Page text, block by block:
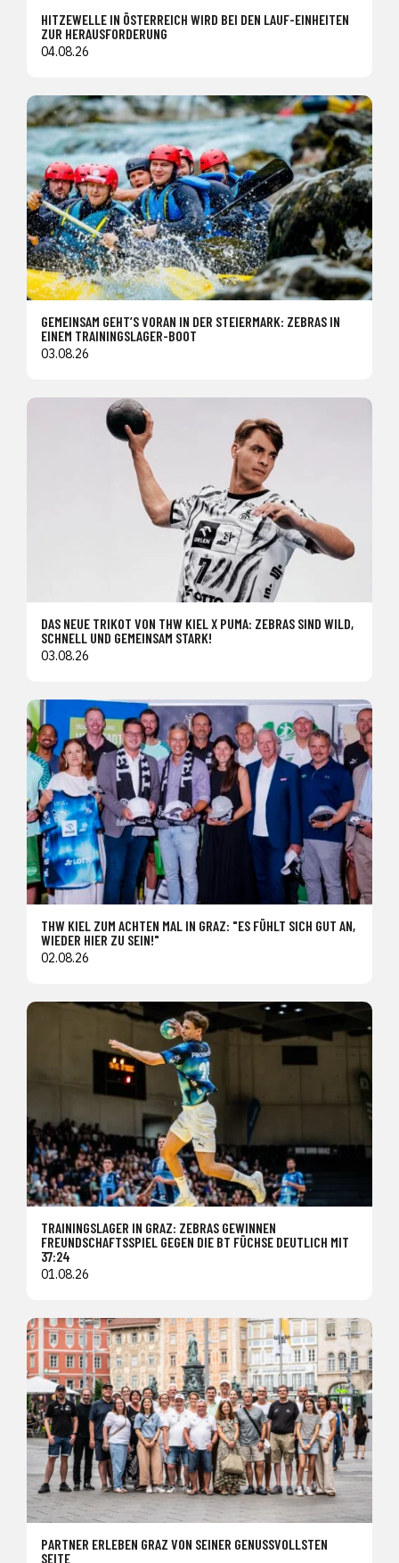
HITZEWELLE IN ÖSTERREICH WIRD BEI DEN LAUF-EINHEITEN
ZUR HERAUSFORDERUNG
04.08.26
GEMEINSAM GEHT’S VORAN IN DER STEIERMARK: ZEBRAS IN
EINEM TRAININGSLAGER-BOOT
03.08.26
DAS NEUE TRIKOT VON THW KIEL X PUMA: ZEBRAS SIND WILD,
SCHNELL UND GEMEINSAM STARK!
03.08.26
THW KIEL ZUM ACHTEN MAL IN GRAZ: "ES FÜHLT SICH GUT AN,
WIEDER HIER ZU SEIN!"
02.08.26
TRAININGSLAGER IN GRAZ: ZEBRAS GEWINNEN
FREUNDSCHAFTSSPIEL GEGEN DIE BT FÜCHSE DEUTLICH MIT
37:24
01.08.26
PARTNER ERLEBEN GRAZ VON SEINER GENUSSVOLLSTEN
SEITE